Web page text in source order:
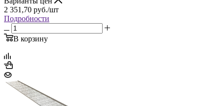
2 351,70 руб./шт
Подробности
В корзину